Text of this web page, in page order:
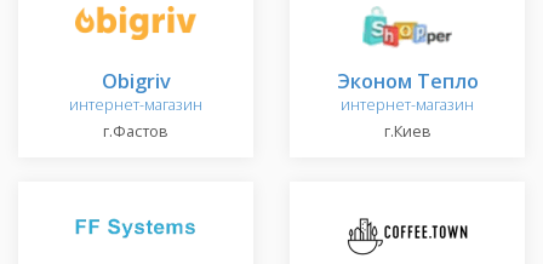
Obigriv
интернет-магазин
г.Фастов
Эконом Тепло
интернет-магазин
г.Киев